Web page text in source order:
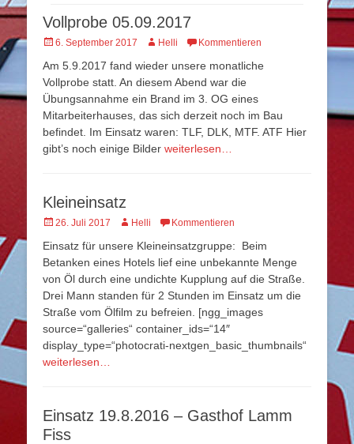
Vollprobe 05.09.2017
Veröffentlicht
6. September 2017 AutorHelli Kommentieren
Am 5.9.2017 fand wieder unsere monatliche
Vollprobe statt. An diesem Abend war die
Übungsannahme ein Brand im 3. OG eines
Mitarbeiterhauses, das sich derzeit noch im Bau
befindet. Im Einsatz waren: TLF, DLK, MTF. ATF Hier
gibt’s noch einige Bilder weiterlesen…
Kleineinsatz
Veröffentlicht
26. Juli 2017 AutorHelli Kommentieren
Einsatz für unsere Kleineinsatzgruppe: Beim
Betanken eines Hotels lief eine unbekannte Menge
von Öl durch eine undichte Kupplung auf die Straße.
Drei Mann standen für 2 Stunden im Einsatz um die
Straße vom Ölfilm zu befreien. [ngg_images
source=“galleries“ container_ids=“14″
display_type=“photocrati-nextgen_basic_thumbnails“
weiterlesen…
Einsatz 19.8.2016 – Gasthof Lamm
Fiss